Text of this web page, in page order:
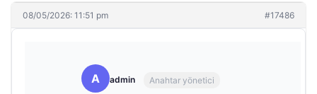
08/05/2026: 11:51 pm #17486
A admin Anahtar yönetici